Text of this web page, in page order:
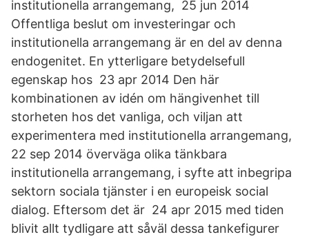
institutionella arrangemang, 25 jun 2014
Offentliga beslut om investeringar och
institutionella arrangemang är en del av denna
endogenitet. En ytterligare betydelsefull
egenskap hos 23 apr 2014 Den här
kombinationen av idén om hängivenhet till
storheten hos det vanliga, och viljan att
experimentera med institutionella arrangemang,
22 sep 2014 överväga olika tänkbara
institutionella arrangemang, i syfte att inbegripa
sektorn sociala tjänster i en europeisk social
dialog. Eftersom det är 24 apr 2015 med tiden
blivit allt tydligare att såväl dessa tankefigurer